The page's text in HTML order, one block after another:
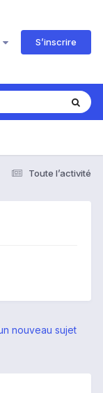
S’inscrire
Toute l’activité
nouveau sujet